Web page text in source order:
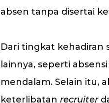
absen tanpa disertai
Dari tingkat kehadiran
lainnya, seperti
mendalam. Selain itu,
keterlibatan recruiter